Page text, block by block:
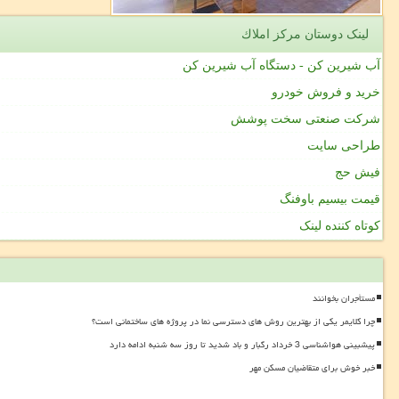
لینک دوستان مركز املاك
آب شیرین کن - دستگاه آب شیرین کن
خرید و فروش خودرو
شرکت صنعتی سخت پوشش
طراحی سایت
فیش حج
قیمت بیسیم باوفنگ
کوتاه کننده لینک
مستأجران بخوانند
چرا کلایمر یکی از بهترین روش های دسترسی نما در پروژه های ساختمانی است؟
پیشبینی هواشناسی 3 خرداد رگبار و باد شدید تا روز سه شنبه ادامه دارد
خبر خوش برای متقاضیان مسکن مهر